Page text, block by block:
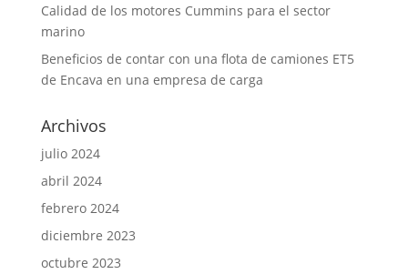
Calidad de los motores Cummins para el sector
marino
Beneficios de contar con una flota de camiones ET5
de Encava en una empresa de carga
Archivos
julio 2024
abril 2024
febrero 2024
diciembre 2023
octubre 2023